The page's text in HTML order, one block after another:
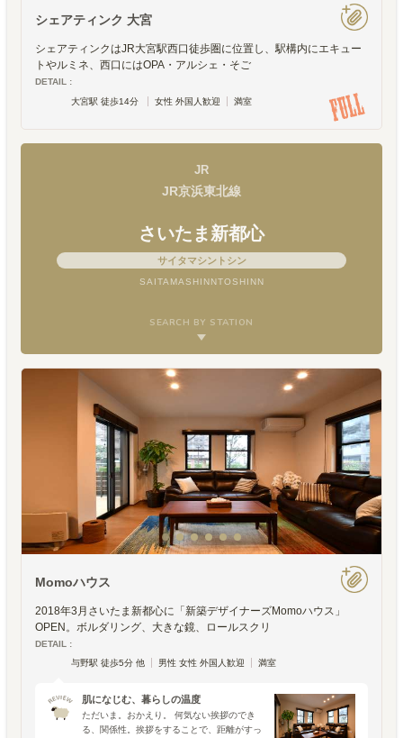
シェアティンク 大宮
シェアティンクはJR大宮駅西口徒歩圏に位置し、駅構内にエキュー
トやルミネ、西口にはOPA・アルシェ・そご
DETAIL :
大宮駅 徒歩14分
女性 外国人歓迎 満室
JR
JR京浜東北線
さいたま新都心
サイタマシントシン
SAITAMASHINNTOSHINN
SEARCH BY STATION
Momoハウス
2018年3月さいたま新都心に「新築デザイナーズMomoハウス」
OPEN。ボルダリング、大きな鏡、ロールスクリ
DETAIL :
与野駅 徒歩5分 他
男性 女性 外国人歓迎 満室
肌になじむ、暮らしの温度
ただいま。おかえり。 何気ない挨拶のでき
る、関係性。挨拶をすることで、距離がすっ